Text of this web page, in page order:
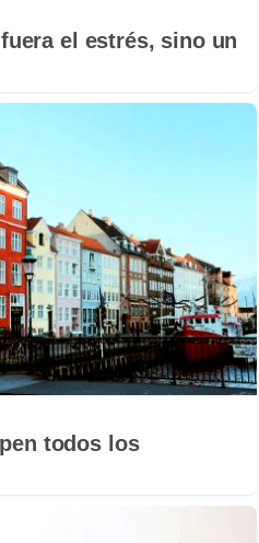
el estrés, sino un
todos los